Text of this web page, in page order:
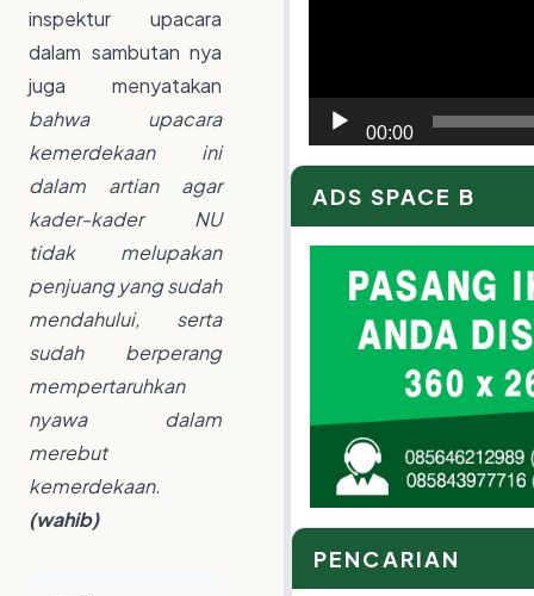
inspektur upacara
dalam sambutan nya
juga menyatakan
bahwa upacara
kemerdekaan ini
dalam artian agar
kader-kader NU
tidak melupakan
penjuang yang sudah
mendahului, serta
sudah berperang
mempertaruhkan
nyawa dalam
merebut
kemerdekaan.
(wahib)
00:00
ADS SPACE B
PENCARIAN